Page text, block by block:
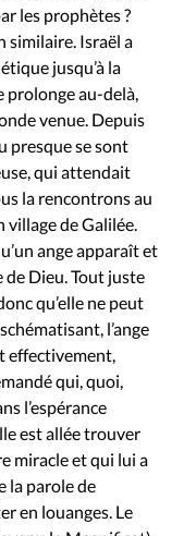
les prophètes ?
similaire. Israël a
jusqu’à la
prolonge au-delà,
venue. Depuis
presque se sont
qui attendait
la rencontrons au
de Galilée.
ange apparaît et
de Dieu. Tout juste
qu’elle ne peut
l’ange
effectivement,
qui, quoi,
l’espérance
est allée trouver
miracle et qui lui a
la parole de
en louanges. Le